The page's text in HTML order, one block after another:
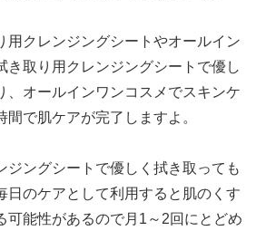
用クレンジングシートやオールイン
き取り用クレンジングシートで優し
、オールインワンコスメでスキンケ
間で肌ケアが完了しますよ。
ジングシートで優しく拭き取っても
日のケアとして利用すると肌のくす
可能性があるので月1～2回にとどめ